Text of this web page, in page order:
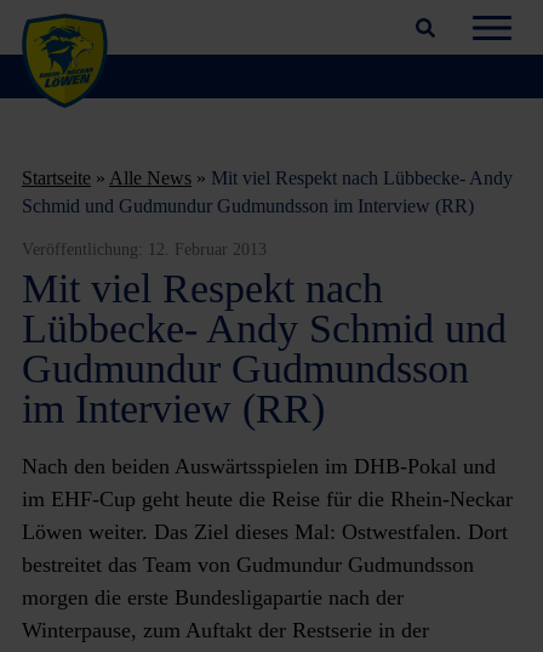
Suchfeld öffnen
Startseite » Alle News » Mit viel Respekt nach Lübbecke- Andy
Schmid und Gudmundur Gudmundsson im Interview (RR)
Veröffentlichung: 12. Februar 2013
Mit viel Respekt nach
Lübbecke- Andy Schmid und
Gudmundur Gudmundsson
im Interview (RR)
Nach den beiden Auswärtsspielen im DHB-Pokal und
im EHF-Cup geht heute die Reise für die Rhein-Neckar
Löwen weiter. Das Ziel dieses Mal: Ostwestfalen. Dort
bestreitet das Team von Gudmundur Gudmundsson
morgen die erste Bundesligapartie nach der
Winterpause, zum Auftakt der Restserie in der